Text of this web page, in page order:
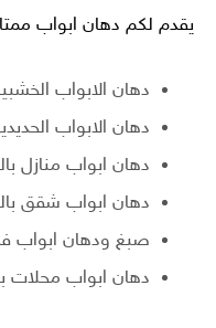
يقدم لكم دهان ابواب
دهان الابواب
دهان الابواب
دهان ابواب منازل
دهان ابواب شقق
صبغ ودهان ابواب
دهان ابواب محلات